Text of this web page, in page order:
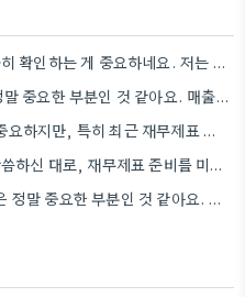
사업 계획에 맞춰 대출 조건을 꼼꼼히 확인하는 게 중요하네요. 저는 사업 확장 시 금리 변화를…
사업계획서에 수치 제시하는 거, 정말 중요한 부분인 것 같아요. 매출 성장률이나 고용 목표를 구체적으로 적으면…
사업자등록증명원 준비하는 것도 중요하지만, 특히 최근 재무제표 유효기간 꼭 확인해야 해요. 제가 최근 사업 계획서…
사업 계획의 지속 가능성 때문에 말씀하신 대로, 재무제표 준비를 미리 해두는 게 정말 중요하네요. 특히…
에너지바우처와 유가 연동 지원책은 정말 중요한 부분인 것 같아요. 특히 농어민분들이 에너지 가격 변동에 덜…